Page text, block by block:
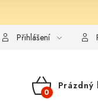
Splátkový prodej
Přihlášení
NÁKUPNÍ
Prázdný